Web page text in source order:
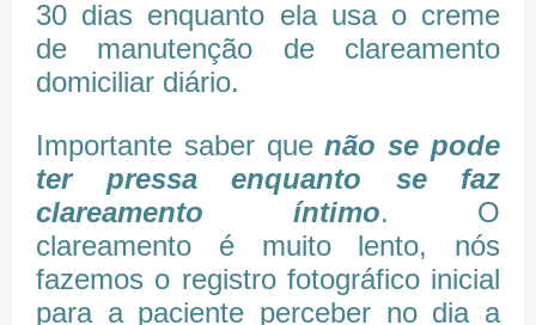
30 dias enquanto ela usa o creme
de manutenção de clareamento
domiciliar diário.
Importante saber quenão se pode
ter pressa enquanto se faz
clareamento íntimo. O
clareamento é muito lento, nós
fazemos o registro fotográfico inicial
para a paciente perceber no dia a